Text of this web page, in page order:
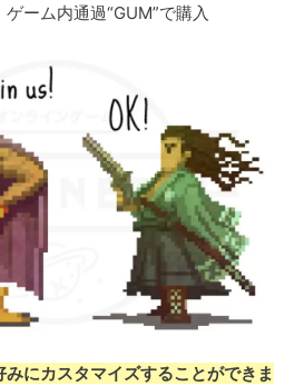
ーム内通過“GUM”で購入
みにカスタマイズすることができま